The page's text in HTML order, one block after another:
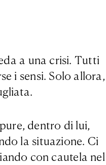
a una crisi. Tutti
i sensi. Solo allora,
dentro di lui,
la situazione. Ci
con cautela nel